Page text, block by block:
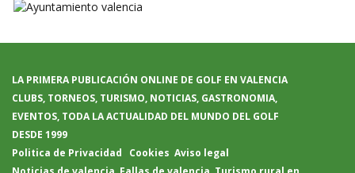
LA PRIMERA PUBLICACIÓN ONLINE DE GOLF EN VALENCIA
CLUBS, TORNEOS, TURISMO, NOTICIAS, GASTRONOMIA,
EVENTOS, TODA LA ACTUALIDAD DEL MUNDO DEL GOLF
DESDE 1999
Politica de Privacidad
Cookies Aviso legal